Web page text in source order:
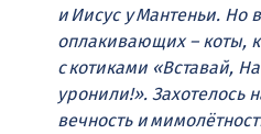
и Иисус у Мантеньи. Но
оплакивающих – коты,
с котиками «Вставай,
уронили!». Захотелось
вечность и